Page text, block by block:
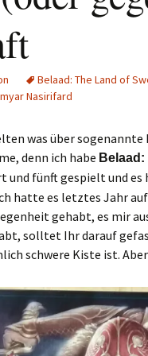
Verlagsliste Costa Rica
Verlagsliste Ecuador
Verlagsliste Guatemala
Verlagsliste Kolumbien
Verlagsliste Mexiko
Verlagsliste Peru
Verlagsliste Venezuela
Spiele
Belaad: The Land of
Nasirifard
was über
denn ich habe
fünft gespielt und es
hatte es letztes Jahr
gehabt, es mir
solltet Ihr darauf
schwere Kiste ist.